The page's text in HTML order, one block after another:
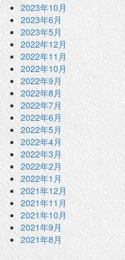
2023年10月
2023年6月
2023年5月
2022年12月
2022年11月
2022年10月
2022年9月
2022年8月
2022年7月
2022年6月
2022年5月
2022年4月
2022年3月
2022年2月
2022年1月
2021年12月
2021年11月
2021年10月
2021年9月
2021年8月